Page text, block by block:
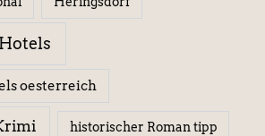
oesterreich
historischer Roman tipp